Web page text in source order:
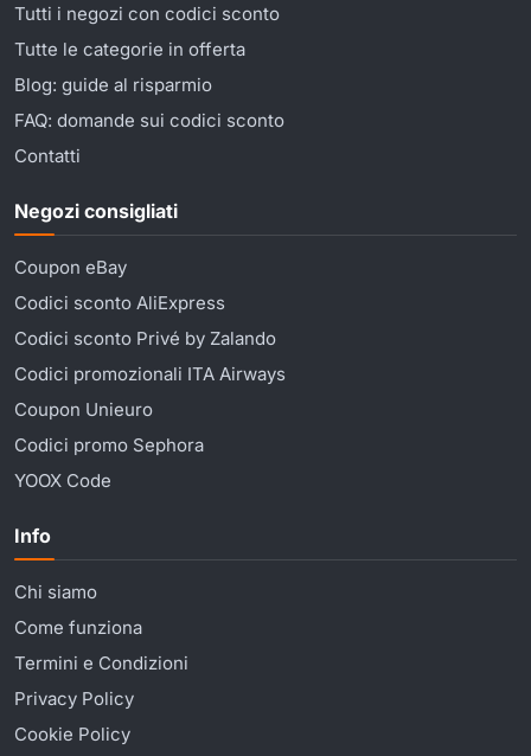
Tutti i negozi con codici sconto
Tutte le categorie in offerta
Blog: guide al risparmio
FAQ: domande sui codici sconto
Contatti
Negozi consigliati
Coupon eBay
Codici sconto AliExpress
Codici sconto Privé by Zalando
Codici promozionali ITA Airways
Coupon Unieuro
Codici promo Sephora
YOOX Code
Info
Chi siamo
Come funziona
Termini e Condizioni
Privacy Policy
Cookie Policy